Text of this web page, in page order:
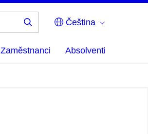
Čeština
Zaměstnanci Absolventi